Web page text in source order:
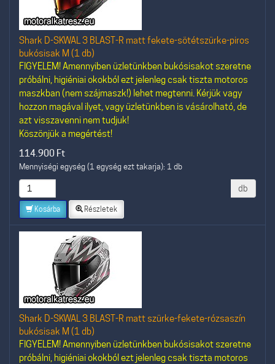
Shark D-SKWAL 3 BLAST-R matt fekete-sötétszürke-piros
bukósisak M (1 db)
FIGYELEM! Amennyiben üzletünkben bukósisakot szeretne
próbálni, higiéniai okokból ezt jelenleg csak tiszta motoros
maszkban (nem szájmaszk!) lehet megtenni. Kérjük vagy
hozzon magával ilyet, vagy üzletünkben is vásárolható, de
azt visszavenni nem tudjuk!
Köszönjük a megértést!
114.900 Ft
Mennyiségi egység (1 egység ezt takarja): 1 db
db
Kosárba Részletek
Shark D-SKWAL 3 BLAST-R matt szürke-fekete-rózsaszín
bukósisak M (1 db)
FIGYELEM! Amennyiben üzletünkben bukósisakot szeretne
próbálni, higiéniai okokból ezt jelenleg csak tiszta motoros